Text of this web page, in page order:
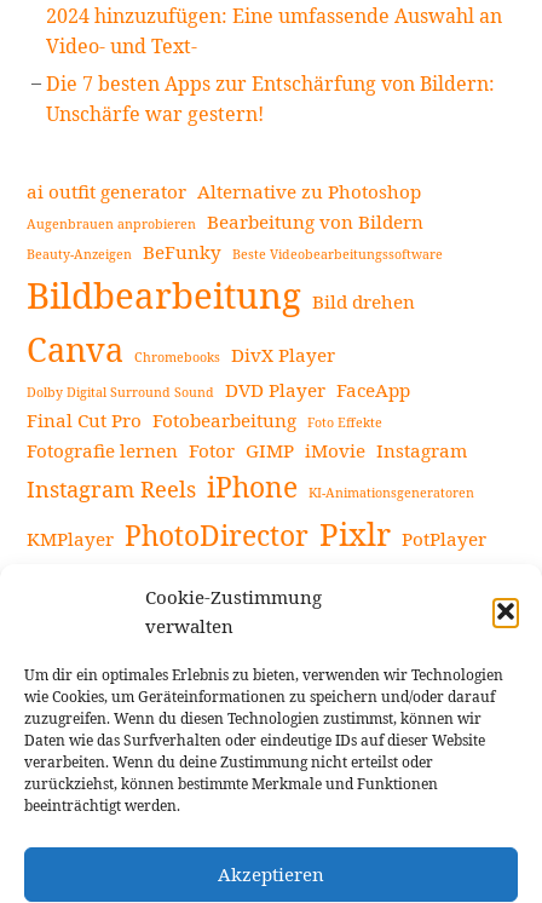
Cookie-Zustimmung
verwalten
Um dir ein optimales Erlebnis zu bieten, verwenden wir Technologien
wie Cookies, um Geräteinformationen zu speichern und/oder darauf
zuzugreifen. Wenn du diesen Technologien zustimmst, können wir
Daten wie das Surfverhalten oder eindeutige IDs auf dieser Website
verarbeiten. Wenn du deine Zustimmung nicht erteilst oder
zurückziehst, können bestimmte Merkmale und Funktionen
beeinträchtigt werden.
Akzeptieren
2024 hinzuzufügen: Eine umfassende Auswahl an
Video- und Text-
Die 7 besten Apps zur Entschärfung von Bildern:
Unschärfe war gestern!
ai outfit generator Alternative zu Photoshop
Augenbrauen anprobieren Bearbeitung von Bildern
Beauty-Anzeigen BeFunky Beste Videobearbeitungssoftware
Bildbearbeitung Bild drehen
Canva Chromebooks DivX Player
Dolby Digital Surround Sound DVD Player FaceApp
Final Cut Pro Fotobearbeitung Foto Effekte
Fotografie lernen Fotor GIMP iMovie Instagram
Instagram Reels iPhone KI-Animationsgeneratoren
KMPlayer PhotoDirector Pixlr PotPlayer
Snapseed
Videoaufnahmen Tipps Videobearbeitung
Videoeffekte Vlogit YouTube-Kanal YouTube-Videos
Cookie Richtlinie